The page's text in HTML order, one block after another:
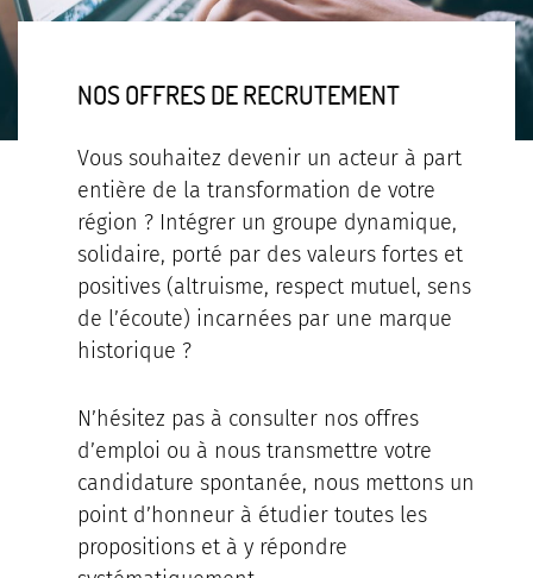
NOS OFFRES DE RECRUTEMENT
Vous souhaitez devenir un acteur à part
entière de la transformation de votre
région ? Intégrer un groupe dynamique,
solidaire, porté par des valeurs fortes et
positives (altruisme, respect mutuel, sens
de l’écoute) incarnées par une marque
historique ?
N’hésitez pas à consulter nos offres
d’emploi ou à nous transmettre votre
candidature spontanée, nous mettons un
point d’honneur à étudier toutes les
propositions et à y répondre